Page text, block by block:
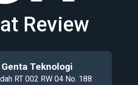
Review
Teknologi
RT 002 RW 04 No. 188